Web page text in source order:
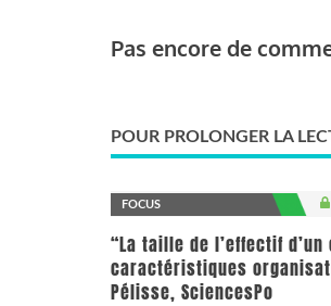
Pas encore de
POUR PROLONGER LA
FOCUS
“La taille de l’effectif
caractéristiques
Pélisse, SciencesPo